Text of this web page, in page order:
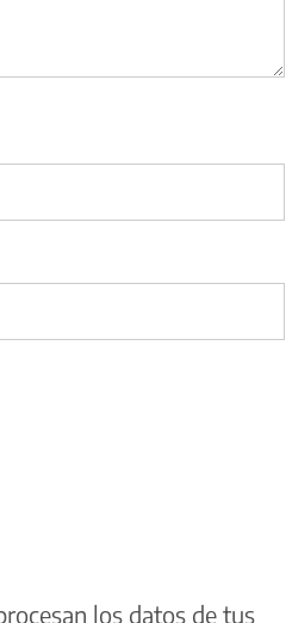
los datos de tus